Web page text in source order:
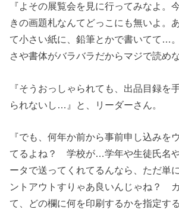
『よその展覧会を見に行ってみなよ。
きの画題札なんてどっこにも無いよ。
て小さい紙に、鉛筆とかで書いてて…
さや書体がバラバラだからマジで読めな
『そうおっしゃられても、出品目録を
られないし…』と、リーダーさん。
『でも、何年か前から事前申し込みを
てるよね？ 学校が…学年や生徒氏名
ータで送ってくれてるんなら、ただ単
ントアウトすりゃあ良いんじゃね？
て、どの欄に何を印刷するかを指定す